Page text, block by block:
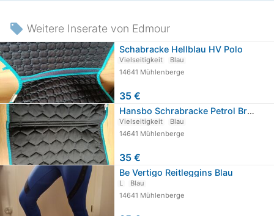
local_offer Weitere Inserate von Edmour
Schabracke Hellblau HV Polo
Vielseitigkeit
Blau
14641 Mühlenberge
35 €
Hansbo Schrabracke Petrol Bronze VS
Vielseitigkeit
Blau
14641 Mühlenberge
35 €
Be Vertigo Reitleggins Blau
L
Blau
14641 Mühlenberge